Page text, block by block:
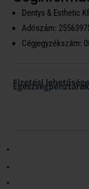
Dentys & Esthetic
Adószám:
Cégjegyzékszám:
Fizetési